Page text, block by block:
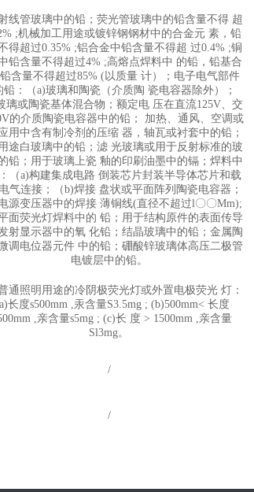
线管玻璃中的铅；荧光管玻璃中的铅含量不得 超
;机械加工用途或镀锌钢钢材中的合金元 素，铅
得超过0.35% ;铝合金中铅含量不得超 过0.4% ;铜
铅含量不得超过4% ;高熔点焊料中 的铅，铅基合
含量不得超过85% (以质量 计）；电子电气部件
铅：（a)玻璃和陶瓷（介质陶 瓷电容器除外）；
璃或陶瓷基体混合物；额定电 压在直流125V、交
的介质陶瓷电容器中的铅； 加热、通风、空调或
用中含有制冷剂的压缩 器，轴瓦或衬套中的铅；
途白玻璃中的铅；滤 光玻璃或用于反射标准的玻
铅；用于玻璃上瓷 釉的印刷油墨中的镉；焊料中
（a)构建集成电路 倒装芯片封装半导体芯片和载
气连接；（b)焊接 盘状或平面阵列陶瓷电容器；
电源变压器中的焊接 薄铜线(直径不超过l〇〇Mm);
面荧光灯焊料中的 铅；用于结构原件的表面传导
射显示器中的氧 化铅；结晶玻璃中的铅；金属陶
调电位器元件 中的铅；硼酸锌玻璃体高压二极管
电镀层中的铅。
通照明用途的冷阴极荧光灯或外置电极荧光 灯：
a)长度s500mm ,汞含量S3.5mg ; (b)500mm< 长度
,亲含量s5mg ; (c)长 度 > 1500mm ,亲含量
Sl3mg。
/
/